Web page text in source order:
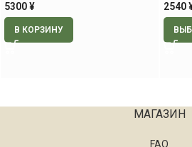
5300¥
В КОРЗИНУ
2540
МАГАЗИН
FAQ